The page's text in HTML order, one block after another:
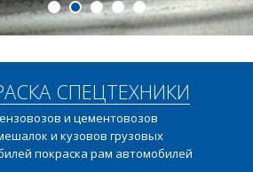
СПЕЦТЕХНИКИ
и цементовозов
и кузовов грузовых
покраска рам автомобилей